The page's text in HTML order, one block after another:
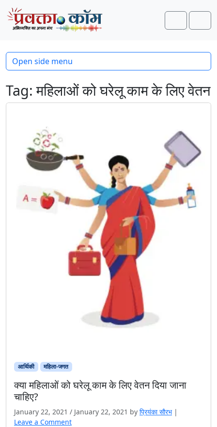
Skip to content
Skip to footer
Search
Tag:महिलाओं को घरेलू काम के लिए वेतन
आर्थिकी महिला-जगत
क्या महिलाओं को घरेलू काम के लिए वेतन दिया जाना
चाहिए?
January 22, 2021 / January 22, 2021 by प्रियंका सौरभ |
Leave a Comment
Open side menu